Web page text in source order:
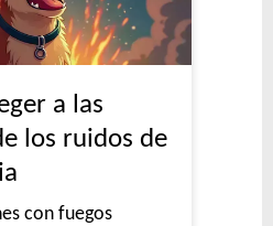
a las
los ruidos de
con fuegos